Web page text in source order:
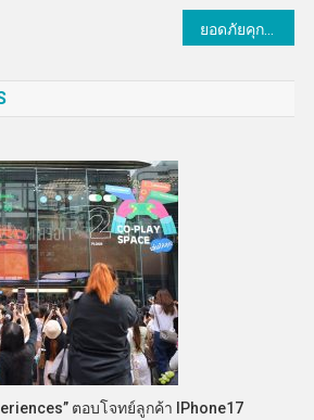
ยอดภัยคุกคามทางเว็บไม่แผ่ว แคสเปอร์สกี้แนะคนไทยเฝ้าระวังเลี่ยงกลโกงออนไลน์
ตอบโจทย์ลูกค้า IPhone17